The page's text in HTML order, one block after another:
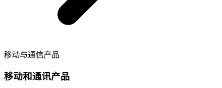
移动与通信产品
移动和通讯产品